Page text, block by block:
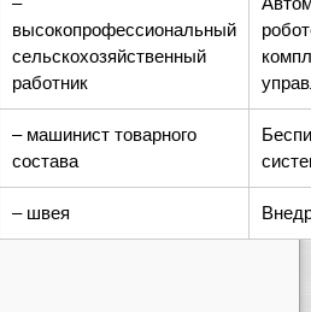
высокопрофессиональный
сельскохозяйственный
работник
– машинист товарного
состава
– швея